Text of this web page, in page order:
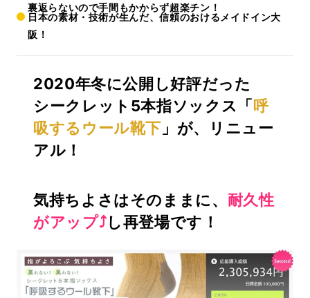
裏返らないので手間もかからず超楽チン！
日本の素材・技術が生んだ、信頼のおけるメイドイン大
阪！
2020年冬に公開し好評だった
シークレット5本指ソックス「呼
吸するウール靴下 」が、リニュー
アル！
気持ちよさはそのままに、 耐久性
がアップ⤴し再登場です！